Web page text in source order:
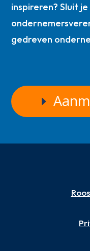
inspireren? Sluit
gedreven